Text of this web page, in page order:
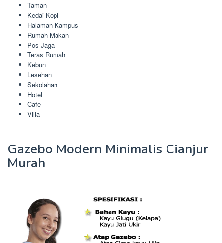
Taman
Kedai Kopi
Halaman Kampus
Rumah Makan
Pos Jaga
Teras Rumah
Kebun
Lesehan
Sekolahan
Hotel
Cafe
Villa
Gazebo Modern Minimalis Cianjur
Murah